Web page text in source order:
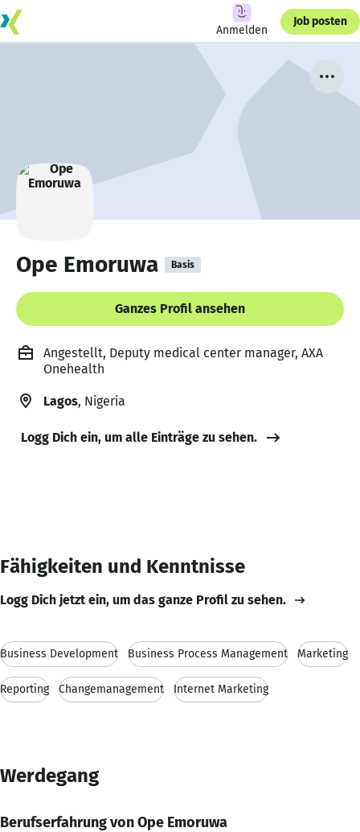
Anmelden
Job posten
Ope Emoruwa Basis
Ganzes Profil ansehen
Angestellt, Deputy medical center manager, AXA
Onehealth
Lagos, Nigeria
Logg Dich ein, um alle Einträge zu sehen.
Fähigkeiten und Kenntnisse
Logg Dich jetzt ein, um das ganze Profil zu sehen.
Business Development Business Process Management Marketing
Reporting Changemanagement Internet Marketing
Werdegang
Berufserfahrung von Ope Emoruwa